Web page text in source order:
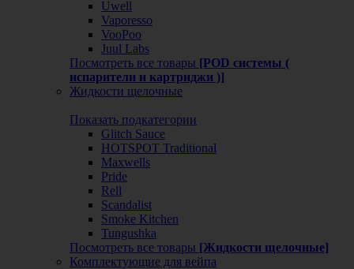
Uwell
Vaporesso
VooPoo
Juul Labs
Посмотреть все товары [POD системы (
испарители и картриджи )]
Жидкости щелочные
Показать подкатегории
Glitch Sauce
HOTSPOT Traditional
Maxwells
Pride
Rell
Scandalist
Smoke Kitchen
Tungushka
Посмотреть все товары [Жидкости щелочные]
Комплектующие для вейпа